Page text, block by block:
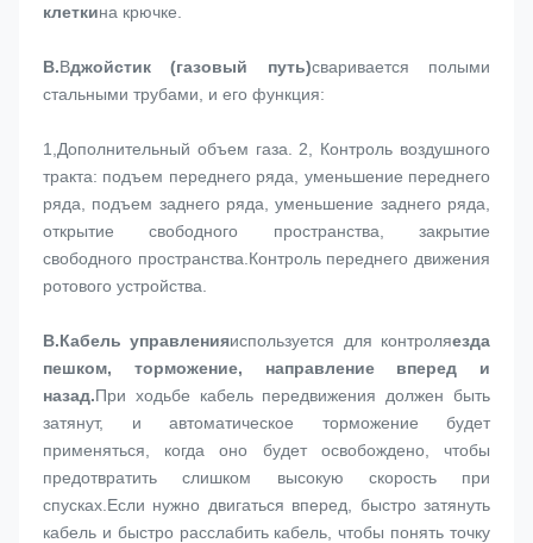
клеткина крючке.
В.Вджойстик (газовый путь)сваривается полыми
стальными трубами, и его функция:
1, Дополнительный объем газа. 2, Контроль воздушного
тракта: подъем переднего ряда, уменьшение переднего
ряда, подъем заднего ряда, уменьшение заднего ряда,
открытие свободного пространства, закрытие
свободного пространства.Контроль переднего движения
ротового устройства.
В.Кабель управленияиспользуется для контроляезда
пешком, торможение, направление вперед и
назад.При ходьбе кабель передвижения должен быть
затянут, и автоматическое торможение будет
применяться, когда оно будет освобождено, чтобы
предотвратить слишком высокую скорость при
спусках.Если нужно двигаться вперед, быстро затянуть
кабель и быстро расслабить кабель, чтобы понять точку